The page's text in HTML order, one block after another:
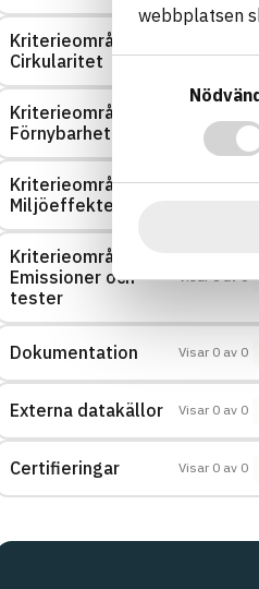
webbplatsen
Kriterieområde:
Cirkularitet
Kriterieområde:
Förnybarhet
0 av 0
Kriterieområde:
Miljöeffekter – EPD
Kriterieområde:
Emissioner och
tester
Visar 0 av 0
Dokumentation Visar 0 av 0
Externa datakällor Visar 0 av 0
Certifieringar Visar 0 av 0